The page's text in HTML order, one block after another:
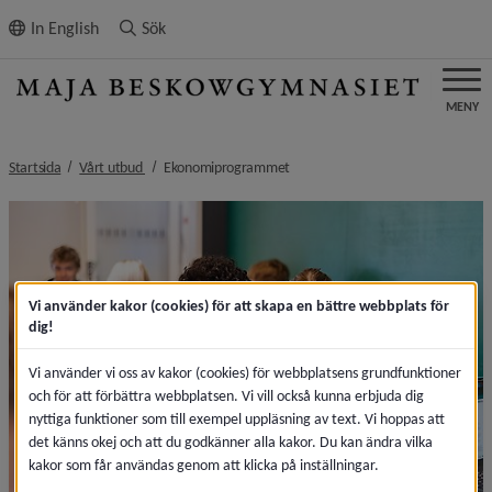
innehållet
In English Sök
MENY
Startsida Vårt utbud nivå i brödsmulenavigeringen
Ekonomiprogrammetnivå i brödsmulenavigeringen
Vi använder kakor (cookies) för att skapa en bättre webbplats för
dig!
Vi använder vi oss av kakor (cookies) för webbplatsens grundfunktioner
och för att förbättra webbplatsen. Vi vill också kunna erbjuda dig
nyttiga funktioner som till exempel uppläsning av text. Vi hoppas att
det känns okej och att du godkänner alla kakor. Du kan ändra vilka
kakor som får användas genom att klicka på inställningar.